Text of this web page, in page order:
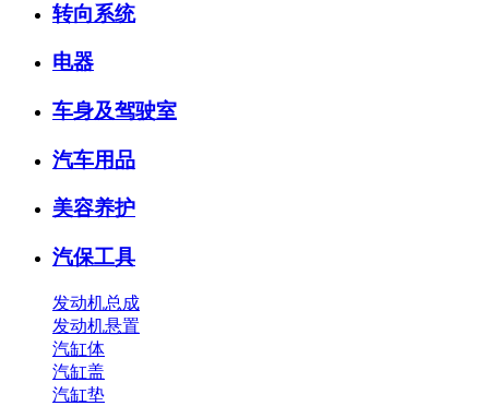
转向系统
电器
车身及驾驶室
汽车用品
美容养护
汽保工具
发动机总成
发动机悬置
汽缸体
汽缸盖
汽缸垫